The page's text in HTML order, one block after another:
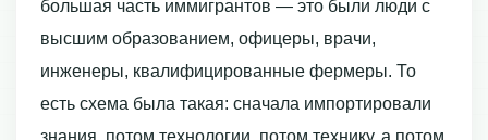
большая часть иммигрантов — это были люди с
высшим образованием, офицеры, врачи,
инженеры, квалифицированные фермеры. То
есть схема была такая: сначала импортировали
знания, потом технологии, потом технику, а потом